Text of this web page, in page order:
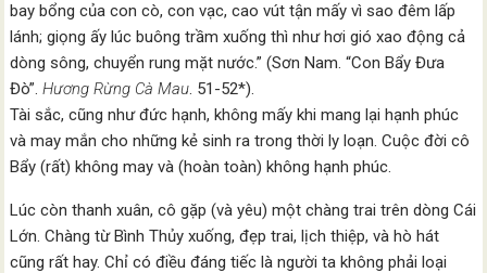
bay bổng của con cò, con vạc, cao vút tận mấy vì sao đêm lấp
lánh; giọng ấy lúc buông trầm xuống thì như hơi gió xao động cả
dòng sông, chuyển rung mặt nước.” (Sơn Nam. “Con Bẩy Đưa
Đò”.Hương Rừng Cà Mau. 51-52*).
Tài sắc, cũng như đức hạnh, không mấy khi mang lại hạnh phúc
và may mắn cho những kẻ sinh ra trong thời ly loạn. Cuộc đời cô
Bẩy (rất) không may và (hoàn toàn) không hạnh phúc.
Lúc còn thanh xuân, cô gặp (và yêu) một chàng trai trên dòng Cái
Lớn. Chàng từ Bình Thủy xuống, đẹp trai, lịch thiệp, và hò hát
cũng rất hay. Chỉ có điều đáng tiếc là người ta không phải loại